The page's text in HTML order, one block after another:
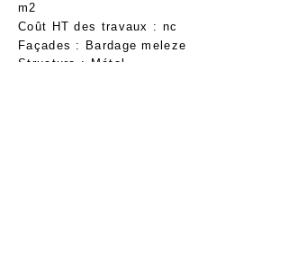
m2
Coût HT des travaux : nc
Façades : Bardage meleze
Structure : Métal